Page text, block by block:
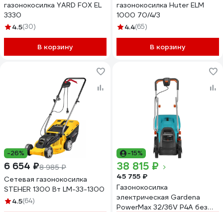
газонокосилка YARD FOX EL
3330
4.5(30)
В корзину
газонокосилка Huter ELM
1000 70/4/3
4.4(65)
В корзину
-26%
6 654 ₽8 985 ₽
Сетевая газонокосилка
STEHER 1300 Вт LM-33-1300
4.5(64)
-15%
38 815 ₽
45 755 ₽
Газонокосилка
электрическая Gardena
PowerMax 32/36V P4A без